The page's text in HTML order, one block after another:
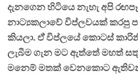
දැනගෙන හිටියෙ නැහැ අපි
නාට්‍යකලාවේ විප්ලවයක් කරපු
කියලා. ඒ් විප්ලයේ කොටස්
ලැබීම ගැන මට ඇත්තේ මහත්
මනෙම් මතක් වෙනකොට